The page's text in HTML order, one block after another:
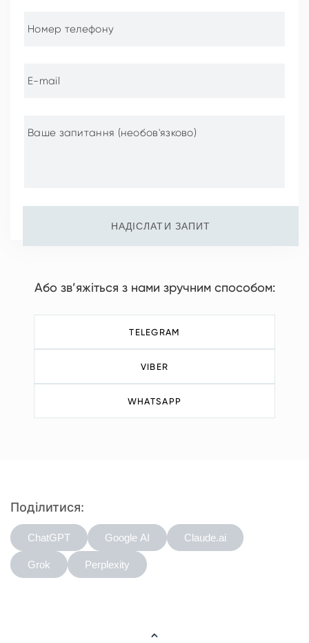
НАДІСЛАТИ ЗАПИТ
Або зв’яжіться з нами зручним способом:
TELEGRAM
VIBER
WHATSAPP
Поділитися:
ChatGPT Google AI Claude.ai
Grok Perplexity